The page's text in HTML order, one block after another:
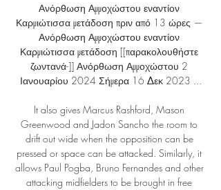
Ανόρθωση Αμμοχώστου εναντίον
Καρμιώτισσα μετάδοση πριν από 13 ώρες —
Ανόρθωση Αμμοχώστου εναντίον
Καρμιώτισσα μετάδοση [[παρακολουθήστε
ζωντανά-]] Ανόρθωση Αμμοχώστου 2
Ιανουαρίου 2024 Σήμερα 16 Δεκ 2023 ...
It also gives Marcus Rashford, Mason
Greenwood and Jadon Sancho the room to
drift out wide when the opposition can be
pressed or space can be attacked. Similarly, it
allows Paul Pogba, Bruno Fernandes and other
attacking midfielders to be brought in free